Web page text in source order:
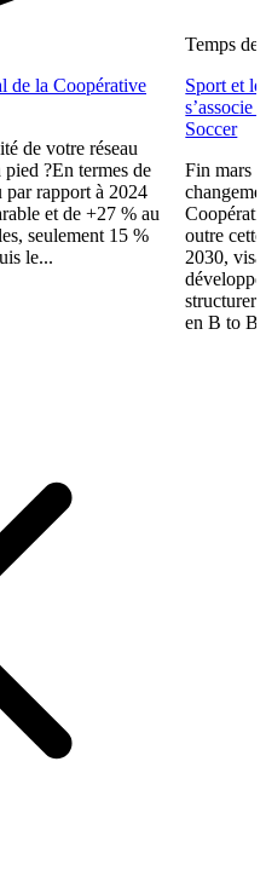
de la Coopérative
de votre réseau
?En termes de
par rapport à 2024
et de +27 % au
seulement 15 %
le...
Temps de
Sport et
s’associe
Soccer
Fin mars
outre
2030,
structurer
en B to